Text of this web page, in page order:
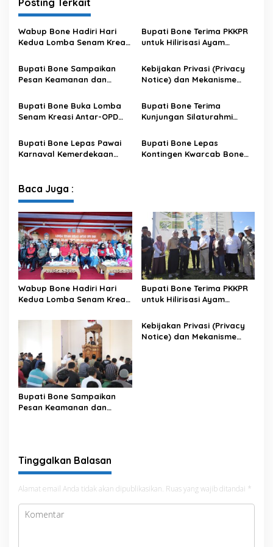
Posting Terkait
Wabup Bone Hadiri Hari
Kedua Lomba Senam Kreasi
Bupati Bone Terima PKKPR
untuk Hilirisasi Ayam
Bupati Bone Sampaikan
Pesan Keamanan dan
Kebijakan Privasi (Privacy
Notice) dan Mekanisme
Data pada Portal Bone
Satu Data
Bupati Bone Buka Lomba
Senam Kreasi Antar-OPD
Bupati Bone Terima
Kunjungan Silaturahmi
XIV/Hasanuddin
Bupati Bone Lepas Pawai
Karnaval Kemerdekaan
Bupati Bone Lepas
Kontingen Kwarcab Bone
Baca Juga :
Wabup Bone Hadiri Hari
Kedua Lomba Senam Kreasi
Bupati Bone Terima PKKPR
untuk Hilirisasi Ayam
Bupati Bone Sampaikan
Pesan Keamanan dan
Kebijakan Privasi (Privacy
Notice) dan Mekanisme
Tinggalkan Balasan
Alamat email Anda tidak akan dipublikasikan. Ruas yang wajib ditandai *